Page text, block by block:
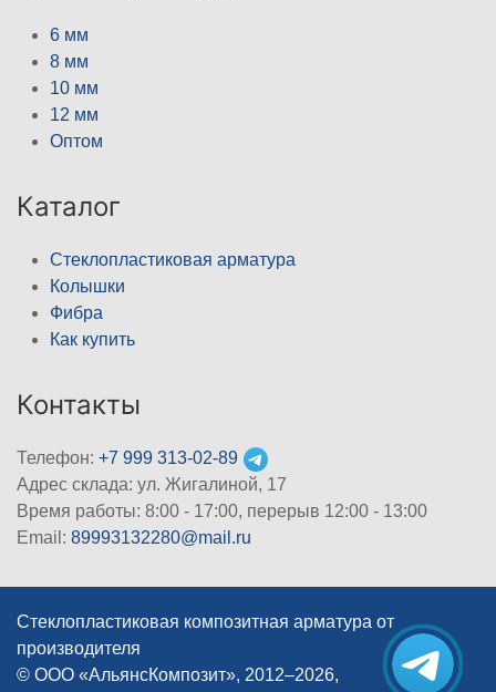
6 мм
8 мм
10 мм
12 мм
Оптом
Каталог
Стеклопластиковая арматура
Колышки
Фибра
Как купить
Контакты
Телефон: +7 999 313-02-89
Адрес склада: ул. Жигалиной, 17
Время работы: 8:00 - 17:00, перерыв 12:00 - 13:00
Email: 89993132280@mail.ru
Стеклопластиковая композитная арматура от
производителя
© ООО «АльянсКомпозит», 2012–2026,